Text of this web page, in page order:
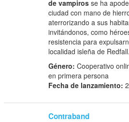
de vampiros se ha
ciudad con mano de
aterrorizando a sus
invitándonos, como
resistencia para
localidad isleña de Redfall.
Género: Cooperativo
en primera persona
Fecha de lanzamiento:
Contraband